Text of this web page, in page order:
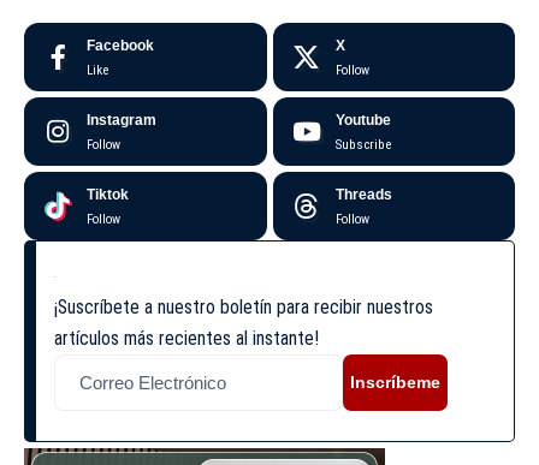
Facebook
Like
X
Follow
Instagram
Follow
Youtube
Subscribe
Tiktok
Follow
Threads
Follow
¡Suscríbete a nuestro boletín para recibir nuestros
artículos más recientes al instante!
Inscríbeme